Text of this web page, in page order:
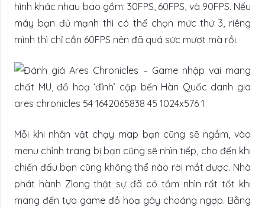
hình khác nhau bao gồm: 30FPS, 60FPS, và 90FPS. Nếu
máy bạn đủ mạnh thì có thể chọn mức thứ 3, riêng
mình thì chỉ cần 60FPS nên đã quá sức mượt mà rồi.
Mỗi khi nhân vật chạy map bạn cũng sẽ ngắm, vào
menu chỉnh trang bị bạn cũng sẽ nhìn tiếp, cho đến khi
chiến đấu bạn cũng không thể nào rời mắt được. Nhà
phát hành Zlong thật sự đã có tầm nhìn rất tốt khi
mang đến tựa game đồ hoạ gây choáng ngợp. Bằng